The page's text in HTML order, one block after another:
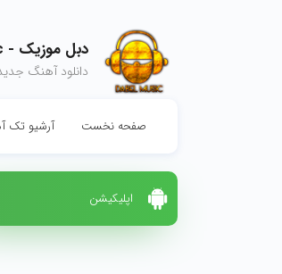
دبل موزیک - DabelMusic
دانلود آهنگ
صفحه نخست آرشیو تک
اپلیکیشن